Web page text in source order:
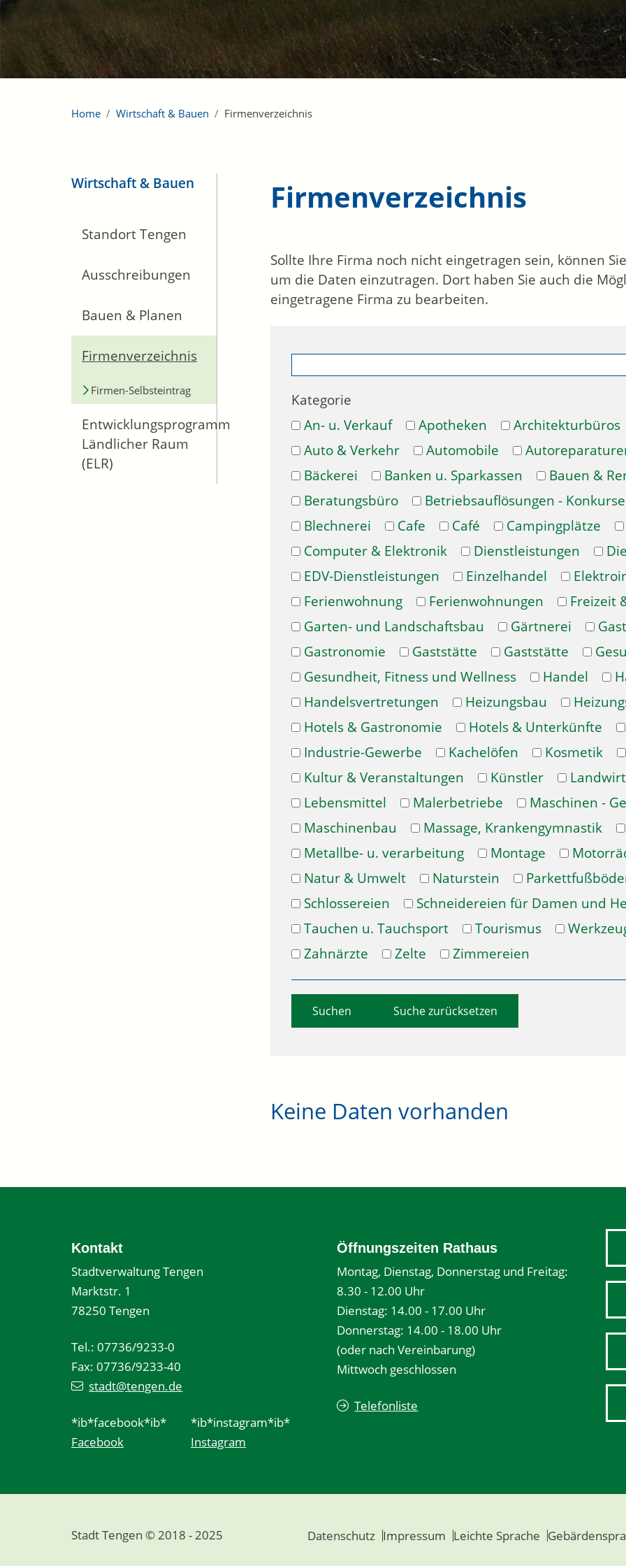
Home Wirtschaft & Bauen Firmenverzeichnis
Wirtschaft & Bauen
Standort Tengen
Ausschreibungen
Bauen & Planen
Firmenverzeichnis
Firmen-Selbsteintrag
Entwicklungsprogramm
Ländlicher Raum
(ELR)
Firmenverzeichnis
Sollte Ihre Firma noch nicht eingetragen sein, können
um die Daten einzutragen. Dort haben Sie auch die
eingetragene Firma zu bearbeiten.
Kategorie
An- u. Verkauf
Apotheken Architekturbüros
Auto & Verkehr
Automobile
Bäckerei
Banken u. Sparkassen Bauen &
Beratungsbüro
Betriebsauflösungen - Konkurse
Blechnerei
Cafe Café Campingplätze
Computer & Elektronik
Dienstleistungen
EDV-Dienstleistungen
Einzelhandel
Ferienwohnung
Ferienwohnungen Freizeit
Garten- und Landschaftsbau
Gärtnerei
Gastronomie
Gaststätte Gaststätte
Gesundheit, Fitness und Wellness
Handel
Handelsvertretungen
Heizungsbau
Hotels & Gastronomie
Hotels & Unterkünfte
Industrie-Gewerbe
Kachelöfen Kosmetik
Kultur & Veranstaltungen
Künstler
Lebensmittel
Malerbetriebe
Maschinen -
Maschinenbau
Massage, Krankengymnastik
Metallbe- u. verarbeitung
Montage
Natur & Umwelt
Naturstein
Schlossereien
Schneidereien für Damen und
Tauchen u. Tauchsport
Tourismus
Zahnärzte
Zelte Zimmereien
Suche zurücksetzen
Keine Daten vorhanden
Kontakt
Stadtverwaltung Tengen
Marktstr. 1
78250 Tengen
Tel.: 07736/9233-0
Fax: 07736/9233-40
stadt@tengen.de
*ib*facebook*ib*
Facebook
*ib*instagram*ib*
Instagram
Öffnungszeiten Rathaus
Montag, Dienstag, Donnerstag und Freitag:
8.30 - 12.00 Uhr
Dienstag: 14.00 - 17.00 Uhr
Donnerstag: 14.00 - 18.00 Uhr
(oder nach Vereinbarung)
Mittwoch geschlossen
Telefonliste
Stadt Tengen © 2018 - 2025 Datenschutz Impressum Leichte Sprache